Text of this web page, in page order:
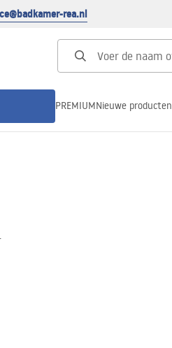
rea.nl
PREMIUMNieuwe producten